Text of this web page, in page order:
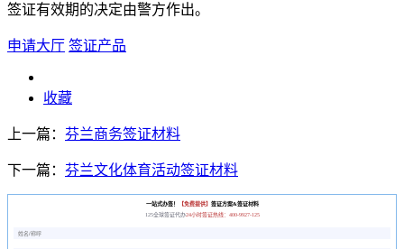
签证有效期的决定由警方作出。
申请大厅 签证产品
收藏
上一篇： 芬兰商务签证材料
下一篇： 芬兰文化体育活动签证材料
一站式办签！ 【免费提供】 签证方案&签证材料
125全球签证代办24小时签证热线：400-9927-125